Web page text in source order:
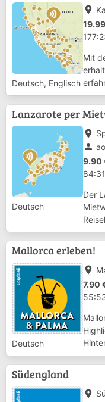
Deutsch, Englisch
place
Mit
auf
Lanzarote per
Deutsch
place
person
9.90
Der
erkunden. Der
Dich
Mallorca erleben!
Deutsch
place
7.90
auf
Südengland
place